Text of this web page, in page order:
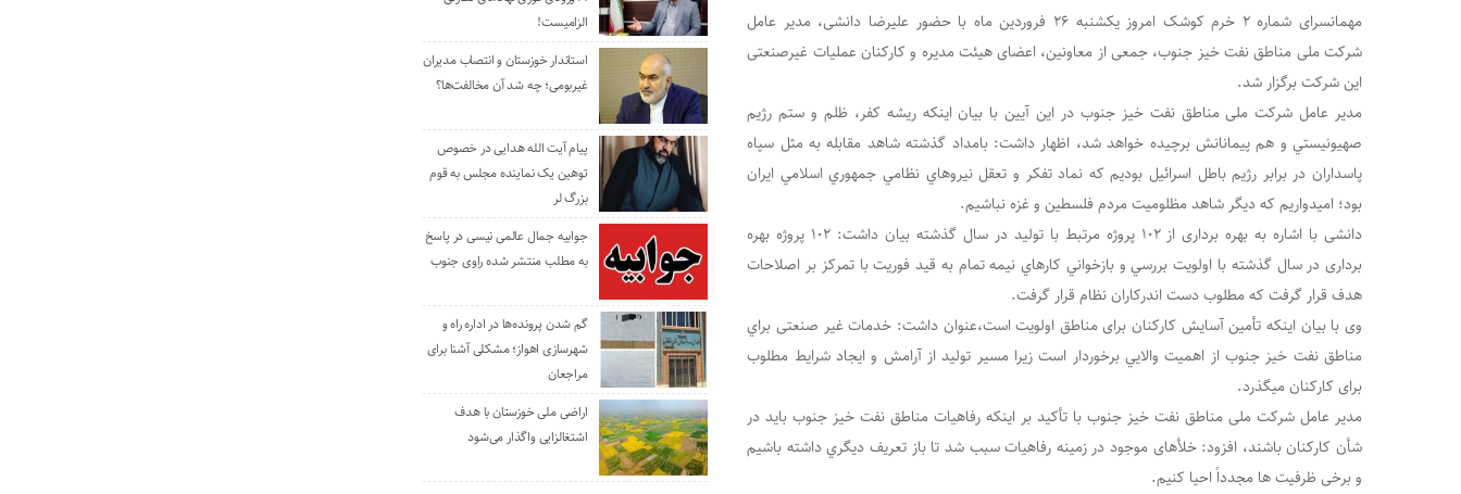
مهمانسرای شماره ٢ خرم کوشک امروز یکشنبه ٢۶ فروردین ماه با حضور علیرضا دانشی، مدیر عامل
شرکت ملی مناطق نفت خیز جنوب، جمعی از معاونین، اعضای هیئت مدیره و کارکنان عملیات غیرصنعتی
این شرکت برگزار شد.
مدیر عامل شرکت ملی مناطق نفت خیز جنوب در این آیین با بیان اینکه ریشه کفر، ظلم و ستم رژيم
صهيونيستي و هم پيمانانش برچيده خواهد شد، اظهار داشت: بامداد گذشته شاهد مقابله به مثل سپاه
پاسداران در برابر رژیم باطل اسرائیل بودیم که نماد تفکر و تعقل نيروهاي نظامي جمهوري اسلامي ايران
بود؛ امیدواریم که دیگر شاهد مظلومیت مردم فلسطین و غزه نباشیم.
دانشی با اشاره به بهره برداری از ١٠٢ پروژه مرتبط با تولید در سال گذشته بیان داشت: ١٠٢ پروژه بهره
برداری در سال گذشته با اولویت بررسي و بازخواني کارهاي نيمه تمام به قيد فوريت با تمرکز بر اصلاحات
هدف قرار گرفت که مطلوب دست اندرکاران نظام قرار گرفت.
وی با بيان اينکه تأمين آسايش کارکنان برای مناطق اولویت است،عنوان داشت: خدمات غیر صنعتی براي
مناطق نفت خیز جنوب از اهميت والايي برخوردار است زيرا مسير تولید از آرامش و ایجاد شرایط مطلوب
برای کارکنان ميگذرد.
مدیر عامل شرکت ملی مناطق نفت خیز جنوب با تأکيد بر اينکه رفاهیات مناطق نفت خیز جنوب باید در
شأن کارکنان باشند، افزود: خلأهای موجود در زمینه رفاهیات سبب شد تا باز تعریف دیگري داشته باشیم
و برخی ظرفیت ها مجدداً احیا کنیم.
الزامیست!
استاندار خوزستان و انتصاب مدیران
غیربومی؛ چه شد آن مخالفت‌ها؟
پیام آیت الله هدایی در خصوص
توهین یک نماینده مجلس به قوم
بزرگ لر
جوابیه جمال عالمی نیسی در پاسخ
به مطلب منتشر شده راوی جنوب
گم شدن پرونده‌ها در اداره راه و
شهرسازی اهواز؛ مشکلی آشنا برای
مراجعان
اراضی ملی خوزستان با هدف
اشتغالزایی واگذار می‌شود